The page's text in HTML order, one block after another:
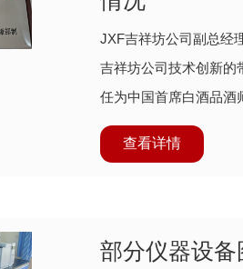
JXF吉祥坊公司副总经
吉祥坊公司技术创新的
任为中国首席白酒品酒
员会主任
查看详情
部分仪器设备